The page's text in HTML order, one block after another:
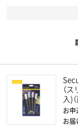
（
入)
お申
お届